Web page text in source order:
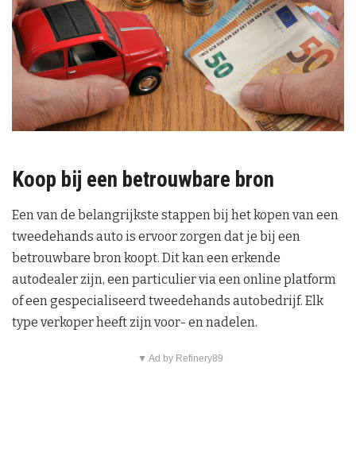
Koop bij een betrouwbare bron
Een van de belangrijkste stappen bij het kopen van een
tweedehands auto is ervoor zorgen dat je bij een
betrouwbare bron koopt. Dit kan een erkende
autodealer zijn, een particulier via een online platform
of een gespecialiseerd tweedehands autobedrijf. Elk
type verkoper heeft zijn voor- en nadelen.
▼ Ad by Refinery89